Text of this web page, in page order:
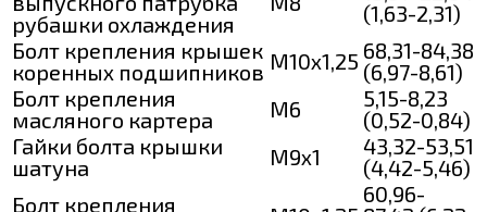
рубашки охлаждения
(1,63-2,31)
Болт крепления крышек
коренных подшипников М10х1,25 68,31-84,38
(6,97-8,61)
Болт крепления
масляного картера
М6
5,15-8,23
(0,52-0,84)
Гайки болта крышки
шатуна
M9x1
43,32-53,51
(4,42-5,46)
Болт крепления
60,96-